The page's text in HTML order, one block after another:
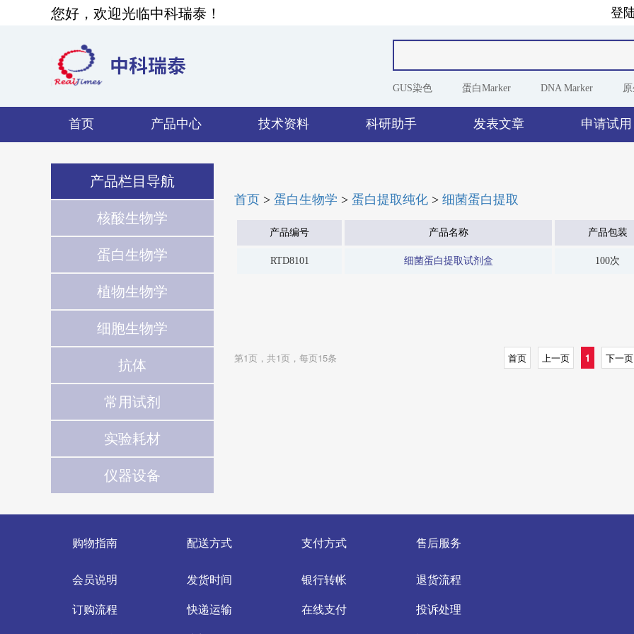
您好，欢迎光临中科瑞泰！ 登
GUS染色 蛋白Marker DNA Marker
首页 产品中心 技术资料 科研助手 发表文章 申请试用
产品栏目导航
核酸生物学
蛋白生物学
植物生物学
细胞生物学
抗体
常用试剂
实验耗材
仪器设备
首页 > 蛋白生物学 > 蛋白提取纯化 > 细菌蛋白提取
产品编号 产品名称 产品包装
RTD8101 细菌蛋白提取试剂盒 100次
第1页，共1页，每页15条 首页 上一页 1 下一页
购物指南
会员说明
订购流程
配送方式
发货时间
快递运输
支付方式
银行转帐
在线支付
售后服务
退货流程
投诉处理